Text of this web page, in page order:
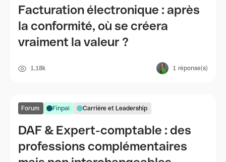
Facturation électronique : après
la conformité, où se créera
vraiment la valeur ?
1,18k 1 réponse(s)
Forum Finpal Carrière et Leadership
DAF & Expert-comptable : des
professions complémentaires